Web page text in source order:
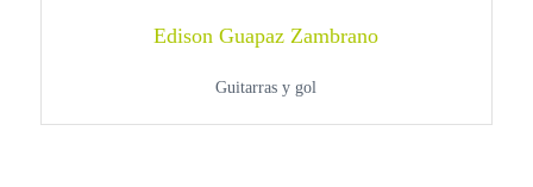
Edison Guapaz Zambrano
Guitarras y gol